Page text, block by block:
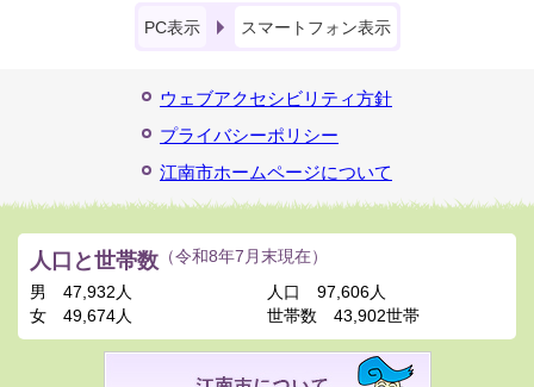
PC表示 スマートフォン表示
ウェブアクセシビリティ方針
プライバシーポリシー
江南市ホームページについて
人口と世帯数 （令和8年7月末現在）
男
47,932人
女
49,674人
人口
97,606人
世帯数
43,902世帯